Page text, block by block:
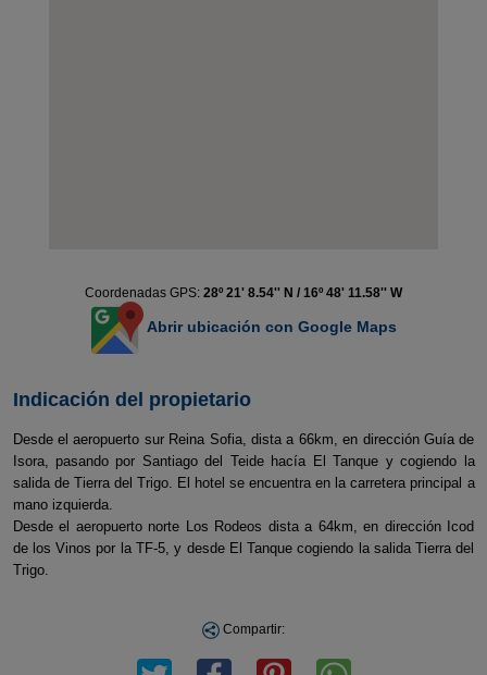
Coordenadas GPS: 28º 21' 8.54'' N / 16º 48' 11.58'' W
Abrir ubicación con Google Maps
Indicación del propietario
Desde el aeropuerto sur Reina Sofia, dista a 66km, en dirección Guía de
Isora, pasando por Santiago del Teide hacía El Tanque y cogiendo la
salida de Tierra del Trigo. El hotel se encuentra en la carretera principal a
mano izquierda.
Desde el aeropuerto norte Los Rodeos dista a 64km, en dirección Icod
de los Vinos por la TF-5, y desde El Tanque cogiendo la salida Tierra del
Trigo.
Compartir: